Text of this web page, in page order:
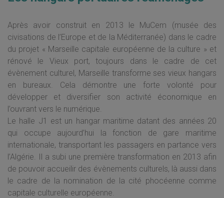
Après avoir construit en 2013 le MuCem (musée des
civisations de l’Europe et de la Méditerranée) dans le cadre
du projet « Marseille capitale européenne de la culture » et
rénové le Vieux port, toujours dans le cadre de cet
évènement culturel, Marseille transforme ses vieux hangars
en bureaux. Cela démontre une forte volonté pour
développer et diversifier son activité économique en
l’ouvrant vers le numérique.
Le halle J1 est un hangar maritime datant des années 20
qui occupe aujourd’hui la fonction de gare maritime
internationale, transportant les passagers en partance vers
l’Algérie. Il a subi une première transformation en 2013 afin
de pouvoir accueilir des évènements culturels, là aussi dans
le cadre de la nomination de la cité phocéenne comme
capitale culturelle européenne.